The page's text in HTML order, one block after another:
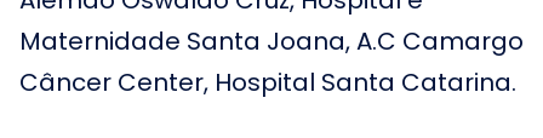
Maternidade Santa Joana, A.C Camargo
Câncer Center, Hospital Santa Catarina.